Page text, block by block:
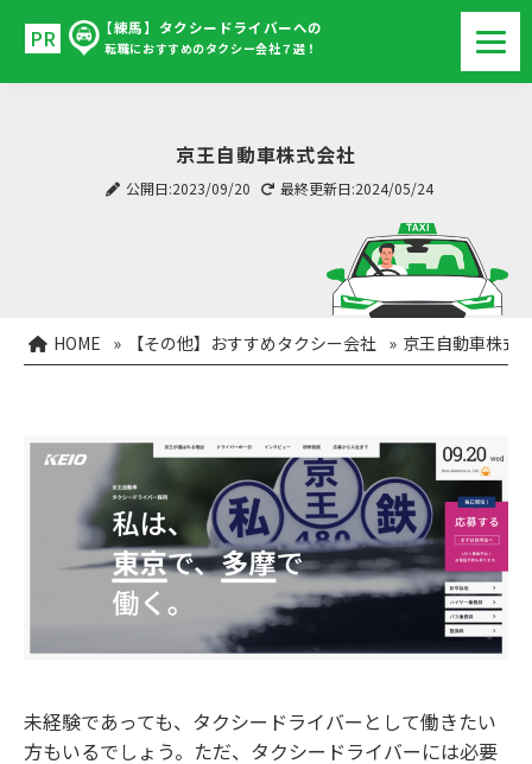
【練馬】タクシードライバーへの
転職におすすめのタクシー会社７選！
京王自動車株式会社
公開日:2023/09/20 最終更新日:2024/05/24
HOME » 【その他】おすすめタクシー会社 » 京王自動車株式
未経験であっても、タクシードライバーとして働きたい
方もいるでしょう。ただ、タクシードライバーには必要